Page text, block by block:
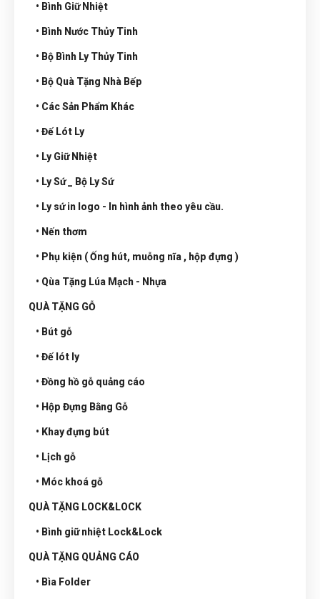
• Bình Giữ Nhiệt
• Bình Nước Thủy Tinh
• Bộ Bình Ly Thủy Tinh
• Bộ Quà Tặng Nhà Bếp
• Các Sản Phẩm Khác
• Đế Lót Ly
• Ly Giữ Nhiệt
• Ly Sứ _ Bộ Ly Sứ
• Ly sứ in logo - In hình ảnh theo yêu cầu.
• Nến thơm
• Phụ kiện ( Ống hút, muỗng nĩa , hộp đựng )
• Qùa Tặng Lúa Mạch - Nhựa
QUÀ TẶNG GỖ
• Bút gỗ
• Đế lót ly
• Đồng hồ gỗ quảng cáo
• Hộp Đựng Bằng Gỗ
• Khay đựng bút
• Lịch gỗ
• Móc khoá gỗ
QUÀ TẶNG LOCK&LOCK
• Bình giữ nhiệt Lock&Lock
QUÀ TẶNG QUẢNG CÁO
• Bìa Folder